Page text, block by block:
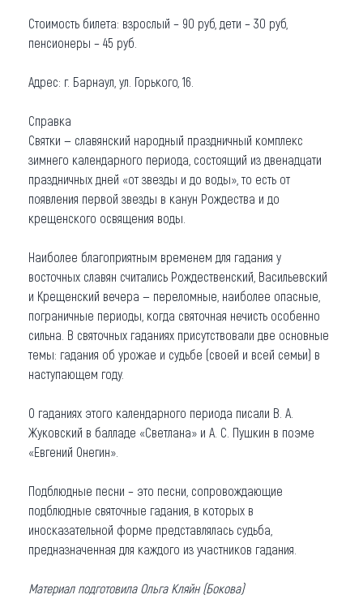
Стоимость билета: взрослый – 90 руб, дети – 30 руб,
пенсионеры – 45 руб.
Адрес: г. Барнаул, ул. Горького, 16.
Справка
Святки — славянский народный праздничный комплекс
зимнего календарного периода, состоящий из двенадцати
праздничных дней «от звезды и до воды», то есть от
появления первой звезды в канун Рождества и до
крещенского освящения воды.
Наиболее благоприятным временем для гадания у
восточных славян считались Рождественский, Васильевский
и Крещенский вечера — переломные, наиболее опасные,
пограничные периоды, когда святочная нечисть особенно
сильна. В святочных гаданиях присутствовали две основные
темы: гадания об урожае и судьбе (своей и всей семьи) в
наступающем году.
О гаданиях этого календарного периода писали В. А.
Жуковский в балладе «Светлана» и А. С. Пушкин в поэме
«Евгений Онегин».
Подблюдные песни – это песни, сопровождающие
подблюдные святочные гадания, в которых в
иносказательной форме представлялась судьба,
предназначенная для каждого из участников гадания.
Материал подготовила Ольга Кляйн (Бокова)